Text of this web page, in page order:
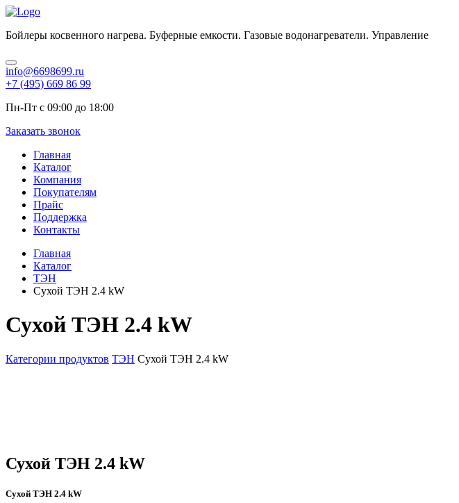
Бойлеры косвенного нагрева. Буферные емкости. Газовые водонагреватели. Управление
info@6698699.ru
+7 (495) 669 86 99
Пн-Пт с 09:00 до 18:00
Заказать звонок
Главная
Каталог
Компания
Покупателям
Прайс
Поддержка
Контакты
Главная
Каталог
ТЭН
Сухой ТЭН 2.4 kW
Сухой ТЭН 2.4 kW
Категории продуктов ТЭН Сухой ТЭН 2.4 kW
Сухой ТЭН 2.4 kW
Сухой ТЭН 2.4 kW